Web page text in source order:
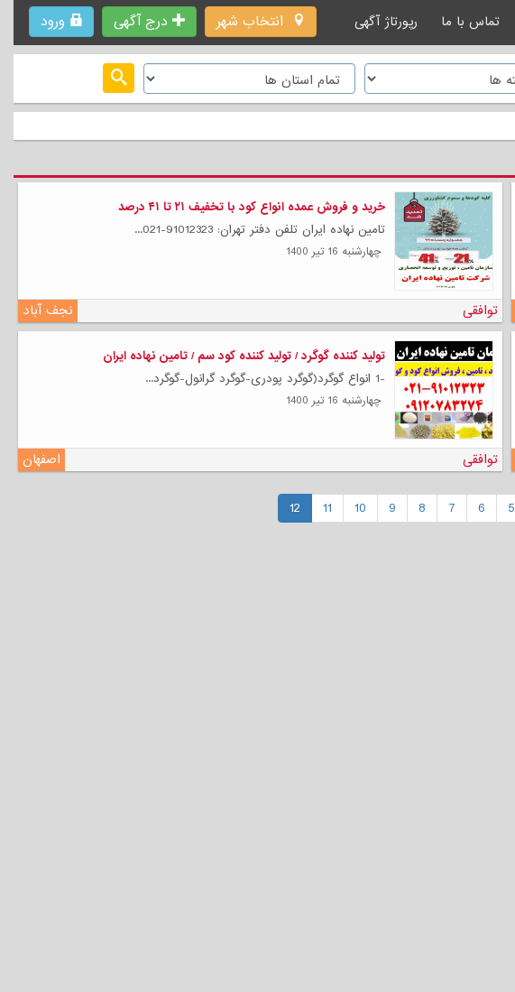
انتخاب شهر درج آگهی ورود تماس با ما رپورتاژ آگهی
خرید و فروش عمده انواع کود با تخفیف ۲۱ تا ۴۱ درصد
تامین نهاده ایران تلفن دفتر تهران: 91012323-021...
چهارشنبه 16 تیر 1400
نجف آباد توافقی
تولید کننده گوگرد / تولید کننده کود سم / تامین نهاده ایران
-1 انواع گوگرد(گوگرد پودری-گوگرد گرانول-گوگرد...
چهارشنبه 16 تیر 1400
اصفهان توافقی
5
6
7
8
9
10
11
12